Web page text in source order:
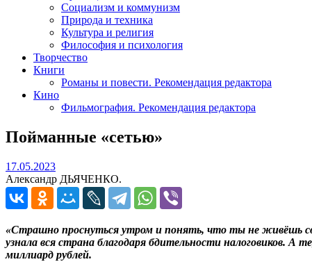
Социализм и коммунизм
Природа и техника
Культура и религия
Философия и психология
Творчество
Книги
Романы и повести. Рекомендация редактора
Кино
Фильмография. Рекомендация редактора
Пойманные «сетью»
17.05.202317.05.2023
Александр ДЬЯЧЕНКО.
«Страшно проснуться утром и понять, что ты не живёшь
узнала вся страна благодаря бдительности налоговиков. А
миллиард рублей.